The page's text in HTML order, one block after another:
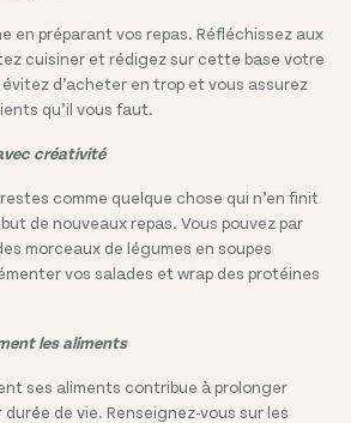
en préparant vos repas. Réfléchissez aux
cuisiner et rédigez sur cette base votre
d’acheter en trop et vous assurez
qu’il vous faut.
créativité
comme quelque chose qui n’en finit
de nouveaux repas. Vous pouvez par
morceaux de légumes en soupes
vos salades et wrap des protéines
les aliments
ses aliments contribue à prolonger
de vie. Renseignez-vous sur les